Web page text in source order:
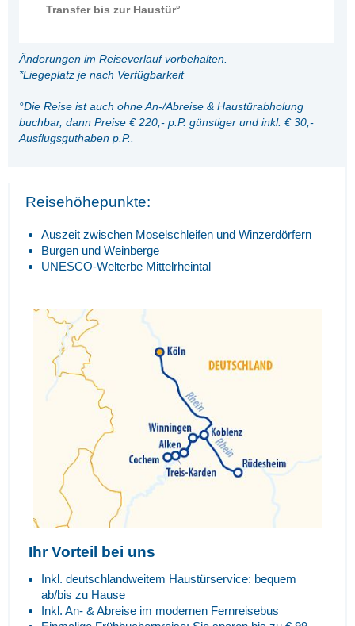
Transfer bis zur Haustür°
Änderungen im Reiseverlauf vorbehalten.
*Liegeplatz je nach Verfügbarkeit
°Die Reise ist auch ohne An-/Abreise & Haustürabholung
buchbar, dann Preise € 220,- p.P. günstiger und inkl. € 30,-
Ausflugsguthaben p.P..
Reisehöhepunkte:
Auszeit zwischen Moselschleifen und Winzerdörfern
Burgen und Weinberge
UNESCO-Welterbe Mittelrheintal
Ihr Vorteil bei uns
Inkl. deutschlandweitem Haustürservice: bequem
ab/bis zu Hause
Inkl. An- & Abreise im modernen Fernreisebus